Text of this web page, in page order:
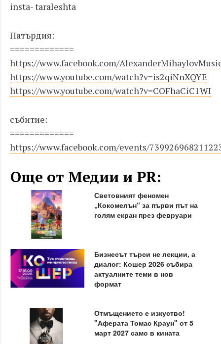
insta- taraleshta
Патърдия:
=============
https://www.facebook.com/
https://www.youtube.com/watch?v=is2qiNnXQYE
https://www.youtube.com/watch?v=COFhaCiC1WI
събитиe:
=============
https://www.facebook.com/events/
Още от Медии и PR:
Световният феномен
„Кокомелън“ за първи път на
голям екран през февруари
Бизнесът търси не лекции, а
диалог: Кошер 2026 събира
актуалните теми в нов
формат
Отмъщението е изкуство!
"Аферата Томас Краун" от 5
март 2027 само в кината